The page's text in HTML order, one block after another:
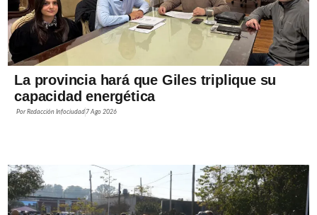
La provincia hará que Giles triplique su
capacidad energética
PorRedacción Infociudad 7 Ago 2026